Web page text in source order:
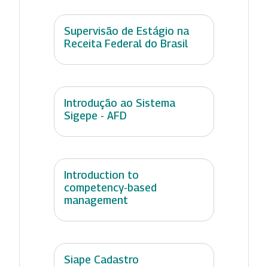
Supervisão de Estágio na
Receita Federal do Brasil
Introdução ao Sistema
Sigepe - AFD
Introduction to
competency-based
management
Siape Cadastro